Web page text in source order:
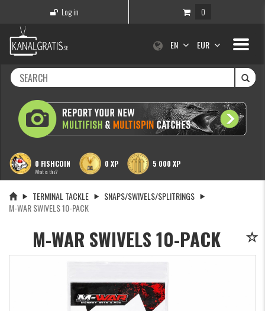
Log in 0
Toggle
EN EUR
0 FISHCOIN
What is this?
0 XP 5 000 XP
TERMINAL TACKLE
SNAPS/SWIVELS/SPLITRINGS
M-WAR SWIVELS 10-PACK
M-WAR SWIVELS 10-PACK